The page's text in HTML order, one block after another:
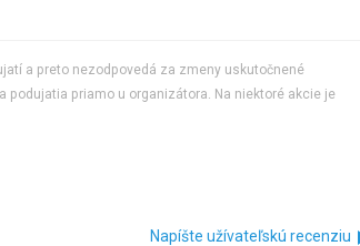
a preto nezodpovedá za zmeny uskutočnené
podujatia priamo u organizátora. Na niektoré akcie je
Napíšte užívateľskú recenziu